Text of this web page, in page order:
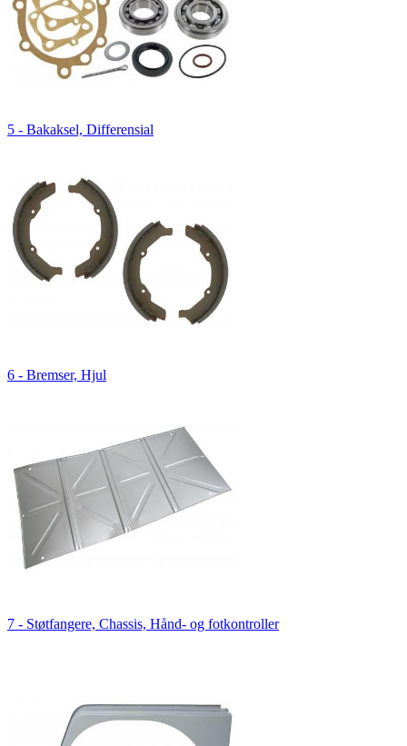
5 - Bakaksel, Differensial
6 - Bremser, Hjul
7 - Støtfangere, Chassis, Hånd- og fotkontroller